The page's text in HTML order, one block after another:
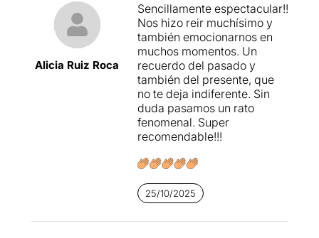
Alicia Ruiz Roca
Sencillamente espectacular!!
Nos hizo reir muchísimo y
también emocionarnos en
muchos momentos. Un
recuerdo del pasado y
también del presente, que
no te deja indiferente. Sin
duda pasamos un rato
fenomenal. Super
recomendable!!!
25/10/2025